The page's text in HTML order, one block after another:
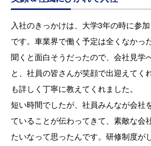
入社のきっかけは、大学3年の時に参
です。車業界で働く予定は全くなかっ
聞くと面白そうだったので、会社見学
と、社員の皆さんが笑顔で出迎えてく
も詳しく丁寧に教えてくれました。
短い時間でしたが、社員みんなが会社
ていることが伝わってきて、素敵な会
たいなって思ったんです。研修制度が